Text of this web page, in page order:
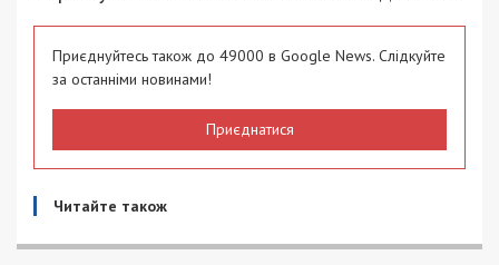
Приєднуйтесь також до 49000 в Google News. Слідкуйте
за останніми новинами!
Приєднатися
Читайте також